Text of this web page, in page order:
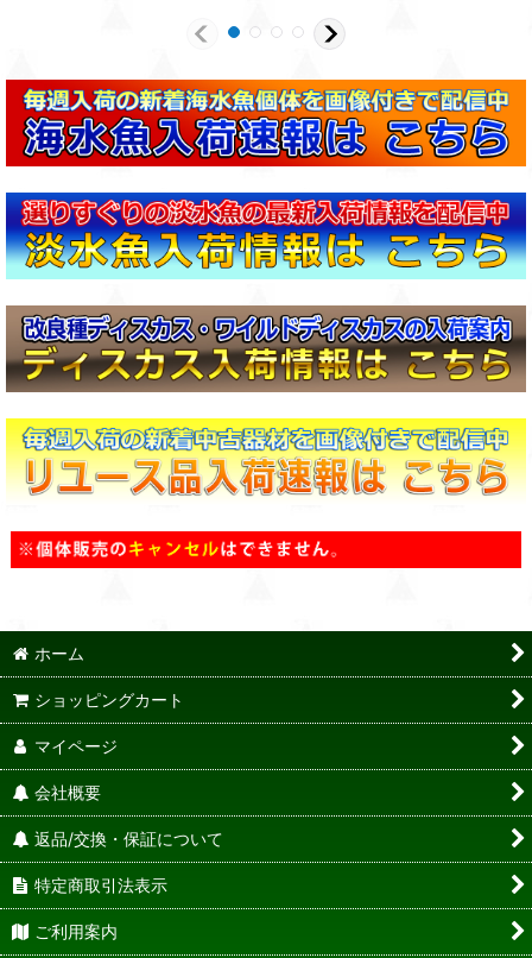
ホーム
ショッピングカート
マイページ
会社概要
返品/交換・保証について
特定商取引法表示
ご利用案内